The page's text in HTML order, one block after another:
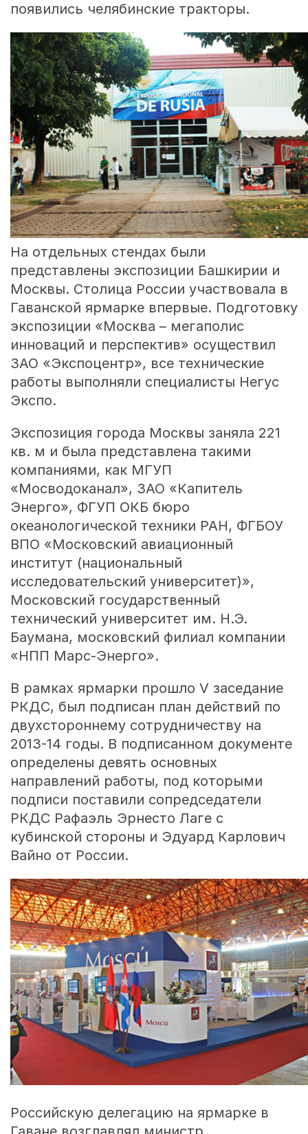
появились челябинские тракторы.
На отдельных стендах были
представлены экспозиции Башкирии и
Москвы. Столица России участвовала в
Гаванской ярмарке впервые. Подготовку
экспозиции «Москва – мегаполис
инноваций и перспектив» осуществил
ЗАО «Экспоцентр», все технические
работы выполняли специалисты Негус
Экспо.
Экспозиция города Москвы заняла 221
кв. м и была представлена такими
компаниями, как МГУП
«Мосводоканал», ЗАО «Капитель
Энерго», ФГУП ОКБ бюро
океанологической техники РАН, ФГБОУ
ВПО «Московский авиационный
институт (национальный
исследовательский университет)»,
Московский государственный
технический университет им. Н.Э.
Баумана, московский филиал компании
«НПП Марс-Энерго».
В рамках ярмарки прошло V заседание
РКДС, был подписан план действий по
двухстороннему сотрудничеству на
2013-14 годы. В подписанном документе
определены девять основных
направлений работы, под которыми
подписи поставили сопредседатели
РКДС Рафаэль Эрнесто Лаге с
кубинской стороны и Эдуард Карлович
Вайно от России.
Российскую делегацию на ярмарке в